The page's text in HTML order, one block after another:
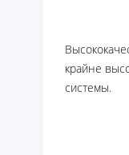
крайне
системы.